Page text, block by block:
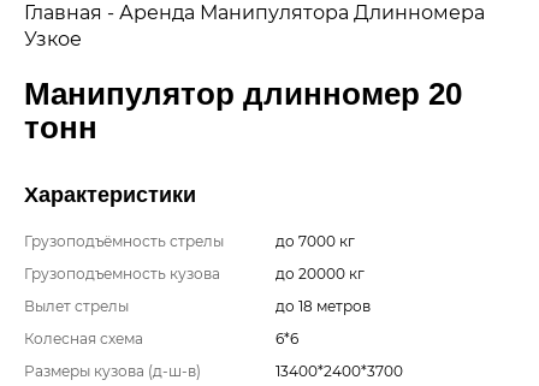
Главная - Аренда Манипулятора Длинномера
Узкое
Манипулятор длинномер 20
тонн
Характеристики
Грузоподъёмность стрелы
до 7000 кг
Грузоподъемность кузова
до 20000 кг
Вылет стрелы
до 18 метров
Колесная схема
6*6
Размеры кузова (д-ш-в)
13400*2400*3700